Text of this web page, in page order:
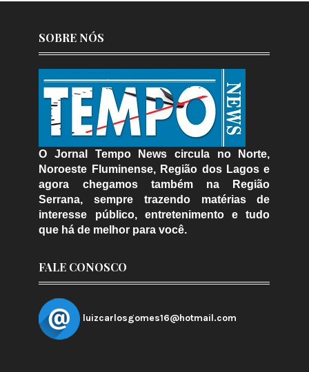
SOBRE NÓS
O Jornal Tempo News circula no Norte,
Noroeste Fluminense, Região dos Lagos e
agora chegamos também na Região
Serrana, sempre trazendo matérias de
interesse público, entretenimento e tudo
que há de melhor para você.
FALE CONOSCO
luizcarlosgomes16@hotmail.com